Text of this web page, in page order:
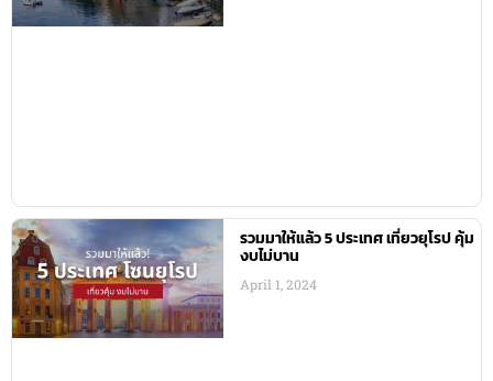
รวมมาให้แล้ว 5 ประเทศ เที่ยวยุโรป คุ้ม
งบไม่บาน
April 1, 2024